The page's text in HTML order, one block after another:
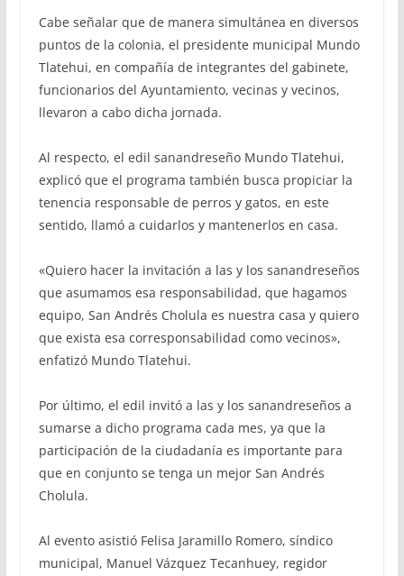
Cabe señalar que de manera simultánea en diversos
puntos de la colonia, el presidente municipal Mundo
Tlatehui, en compañía de integrantes del gabinete,
funcionarios del Ayuntamiento, vecinas y vecinos,
llevaron a cabo dicha jornada.
Al respecto, el edil sanandreseño Mundo Tlatehui,
explicó que el programa también busca propiciar la
tenencia responsable de perros y gatos, en este
sentido, llamó a cuidarlos y mantenerlos en casa.
«Quiero hacer la invitación a las y los sanandreseños
que asumamos esa responsabilidad, que hagamos
equipo, San Andrés Cholula es nuestra casa y quiero
que exista esa corresponsabilidad como vecinos»,
enfatizó Mundo Tlatehui.
Por último, el edil invitó a las y los sanandreseños a
sumarse a dicho programa cada mes, ya que la
participación de la ciudadanía es importante para
que en conjunto se tenga un mejor San Andrés
Cholula.
Al evento asistió Felisa Jaramillo Romero, síndico
municipal, Manuel Vázquez Tecanhuey, regidor